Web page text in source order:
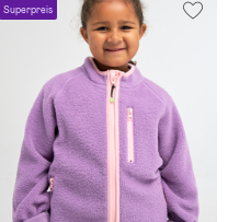
Superpreis